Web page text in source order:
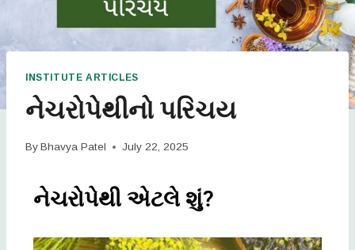
INSTITUTE ARTICLES
નેચરોપેથીનો પરિચય
By Bhavya Patel July 22, 2025
નેચરોપેથી એટલે શું?